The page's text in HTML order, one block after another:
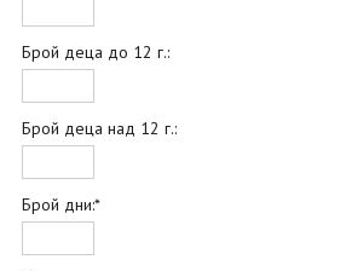
Брой деца до 12 г.:
Брой деца над 12 г.:
Брой дни:*